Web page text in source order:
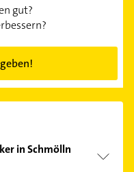
gut?
in Schmölln